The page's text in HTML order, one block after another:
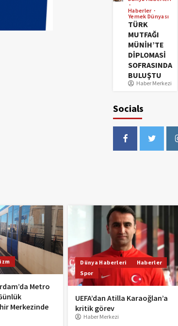
Haberler
Yemek Dünyası
TÜRK
MUTFAĞI
MÜNİH’TE
DİPLOMASİ
SOFRASINDA
BULUŞTU
Haber Merkezi
Socials
Metro
Merkezinde
Dünya Haberleri
Haberler
Spor
UEFA’dan Atilla Karaoğlan’a
kritik görev
Haber Merkezi